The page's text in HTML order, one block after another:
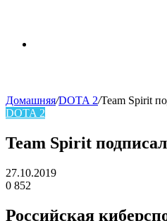
skin
Домашняя/DOTA 2/Team Spirit
DOTA 2
Team Spirit
27.10.2019
0 852
Российская